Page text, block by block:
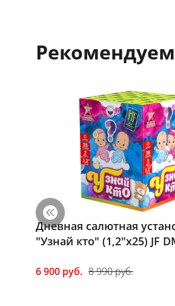
Дневная салютная
"Узнай кто" (1,2"х25) JF
6 900 руб. 8 990 руб.